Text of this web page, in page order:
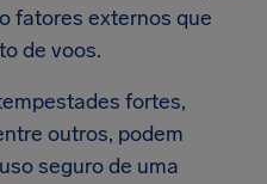
fatores externos que
de voos.
fortes,
outros, podem
seguro de uma